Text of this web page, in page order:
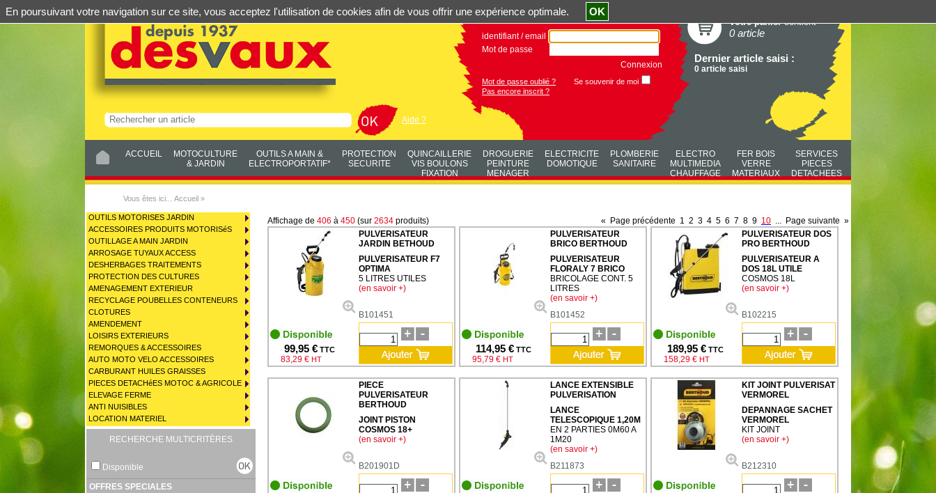
Aide ?
identifiant / email
Mot de passe
Connexion
Mot de passe oublié ?
Se souvenir de moi
Pas encore inscrit ?
Votre paniercontient
0 article
Dernier article saisi :
0 article saisi
ACCUEIL
MOTOCULTURE
& JARDIN
OUTILS A MAIN &
ELECTROPORTATIF*
PROTECTION
SECURITE
QUINCAILLERIE
VIS BOULONS
FIXATION
DROGUERIE
PEINTURE
MENAGER
ELECTRICITE
DOMOTIQUE
PLOMBERIE
SANITAIRE
ELECTRO
MULTIMEDIA
CHAUFFAGE
FER BOIS
VERRE
MATERIAUX
SERVICES
PIECES
DETACHEES
Vous êtes ici... Accueil »
RECHERCHE MULTICRITÈRES
Disponible
OFFRES SPECIALES
Affichage de 406 à 450 (sur 2634 produits) « Page précédente 1 2 3 4 5 6 7 8 9 10 ... Page suivante »
99,95 € TTC
83,29 € HT
PULVERISATEUR
JARDIN BETHOUD
PULVERISATEUR F7
OPTIMA
5 LITRES UTILES
(en savoir +)
B101451
114,95 € TTC
95,79 € HT
PULVERISATEUR
BRICO BERTHOUD
PULVERISATEUR
FLORALY 7 BRICO
BRICOLAGE CONT. 5
LITRES
(en savoir +)
B101452
189,95 € TTC
158,29 € HT
PULVERISATEUR DOS
PRO BERTHOUD
PULVERISATEUR A
DOS 18L UTILE
COSMOS 18L
(en savoir +)
B102215
PIECE
PULVERISATEUR
BERTHOUD
JOINT PISTON
COSMOS 18+
(en savoir +)
B201901D
LANCE EXTENSIBLE
PULVERISATION
LANCE
TELESCOPIQUE 1,20M
EN 2 PARTIES 0M60 A
1M20
(en savoir +)
B211873
KIT JOINT PULVERISAT
VERMOREL
DEPANNAGE SACHET
VERMOREL
KIT JOINT
(en savoir +)
B212310
En poursuivant votre navigation sur ce site, vous acceptez l'utilisation de cookies afin de vous offrir une expérience optimale. OK
OUTILS MOTORISES JARDIN
ACCESSOIRES PRODUITS MOTORISéS
OUTILLAGE A MAIN JARDIN
ARROSAGE TUYAUX ACCESS
DESHERBAGES TRAITEMENTS
PROTECTION DES CULTURES
AMENAGEMENT EXTERIEUR
RECYCLAGE POUBELLES CONTENEURS
CLOTURES
AMENDEMENT
LOISIRS EXTERIEURS
REMORQUES & ACCESSOIRES
AUTO MOTO VELO ACCESSOIRES
CARBURANT HUILES GRAISSES
PIECES DETACHéES MOTOC & AGRICOLE
ELEVAGE FERME
ANTI NUISIBLES
LOCATION MATERIEL